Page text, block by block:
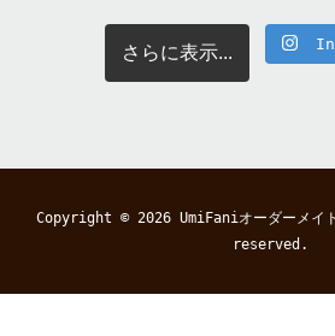
さらに表示...
Copyright © 2026 UmiFaniオーダーメイ
reserved.